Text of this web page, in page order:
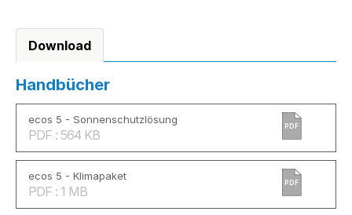
Download
Handbücher
ecos 5 - Sonnenschutzlösung
PDF : 564 KB
PDF
ecos 5 - Klimapaket
PDF : 1 MB
PDF